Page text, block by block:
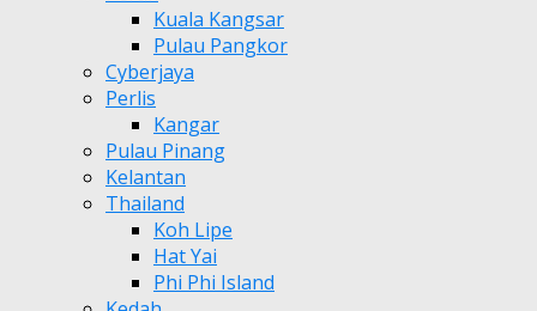
Kuala Kangsar
Pulau Pangkor
Cyberjaya
Perlis
Kangar
Pulau Pinang
Kelantan
Thailand
Koh Lipe
Hat Yai
Phi Phi Island